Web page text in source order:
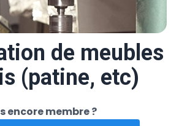
de meubles
(patine, etc)
encore membre ?